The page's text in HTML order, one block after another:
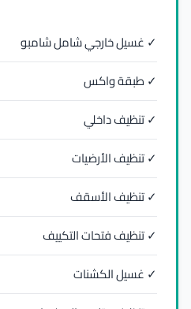
✓ غسيل خارجي شامل شامبو
✓ طبقة واكس
✓ تنظيف داخلي
✓ تنظيف الأرضيات
✓ تنظيف الأسقف
✓ تنظيف فتحات التكييف
✓ غسيل الكشنات